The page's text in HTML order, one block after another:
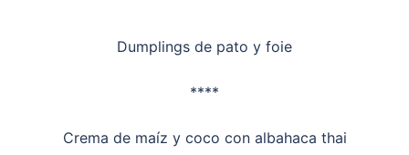
Dumplings de pato y foie
****
Crema de maíz y coco con albahaca thai